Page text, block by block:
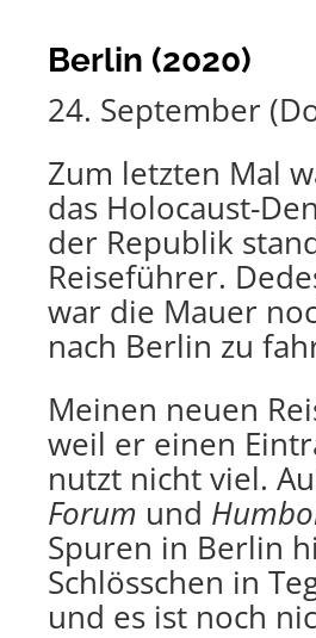
Berlin (2020)
24. September
Zum letzten Mal
das Holocaust-
der Republik
Reiseführer.
war die Mauer
nach Berlin zu
Meinen neuen
weil er einen
nutzt nicht viel.
Forum und
Spuren in Berlin
Schlösschen in
und es ist noch